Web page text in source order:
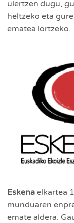
ulertzen dugu,
heltzeko eta
ematea lortzeko.
Eskena elkartea
munduaren
emate aldera.